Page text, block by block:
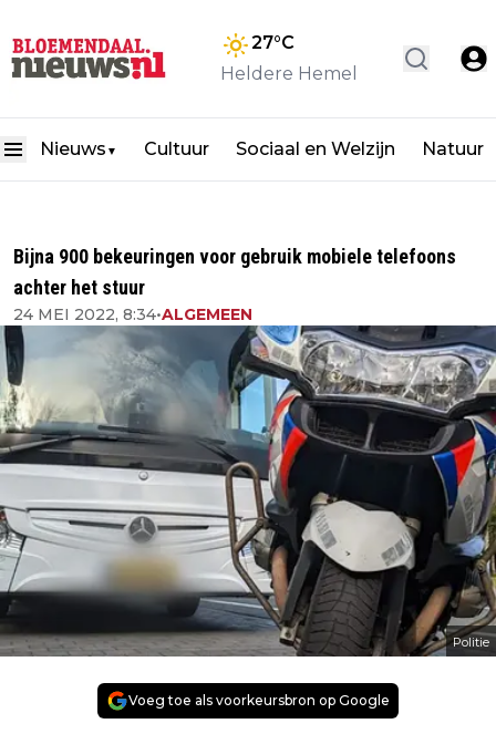
27°C
Heldere Hemel
Nieuws ▼ Cultuur Sociaal en Welzijn Natuur
Bijna 900 bekeuringen voor gebruik mobiele telefoons
achter het stuur
24 MEI 2022, 8:34•ALGEMEEN
Politie
Voeg toe als voorkeursbron op Google